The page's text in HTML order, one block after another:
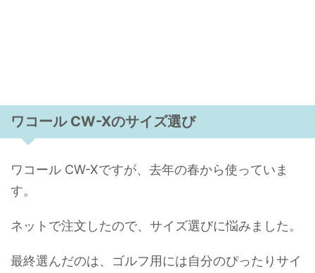
ワコール CW-Xのサイズ選び
ワコール CW-Xですが、去年の春から使っていま
す。
ネットで注文したので、サイズ選びに悩みました。
最終選んだのは、ゴルフ用には自分のぴったりサイ